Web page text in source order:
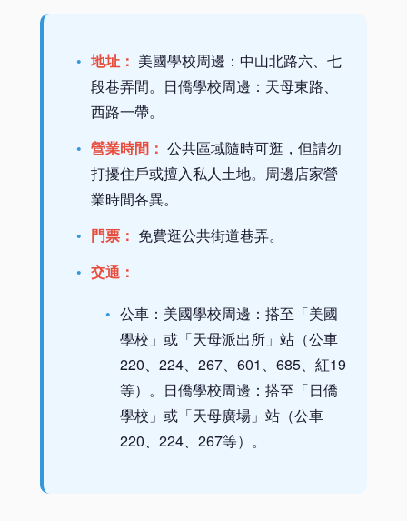
地址： 美國學校周邊：中山北路六、七
段巷弄間。日僑學校周邊：天母東路、
西路一帶。
營業時間： 公共區域隨時可逛，但請勿
打擾住戶或擅入私人土地。周邊店家營
業時間各異。
門票： 免費逛公共街道巷弄。
交通：
公車：美國學校周邊：搭至「美國
學校」或「天母派出所」站（公車
220、224、267、601、685、紅19
等）。日僑學校周邊：搭至「日僑
學校」或「天母廣場」站（公車
220、224、267等）。